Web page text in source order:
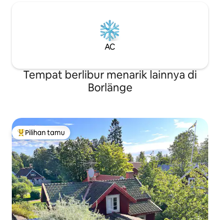
AC
Tempat berlibur menarik lainnya di
Borlänge
Pilihan tamu terpopuler
Pilihan tamu